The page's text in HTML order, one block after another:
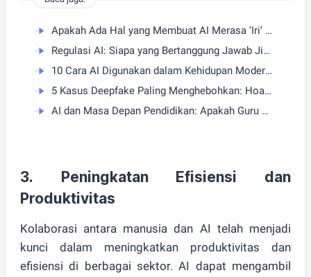
Apakah Ada Hal yang Membuat AI Merasa ‘Iri’ Terhadap Manusia?
Regulasi AI: Siapa yang Bertanggung Jawab Jika AI Salah?
10 Cara AI Digunakan dalam Kehidupan Modern Saat Ini
5 Kasus Deepfake Paling Menghebohkan: Hoaks dan Penipuan Uang
AI dan Masa Depan Pendidikan: Apakah Guru Akan Tergantikan?
3. Peningkatan Efisiensi dan
Produktivitas
Kolaborasi antara manusia dan AI telah menjadi
kunci dalam meningkatkan produktivitas dan
efisiensi di berbagai sektor. AI dapat mengambil